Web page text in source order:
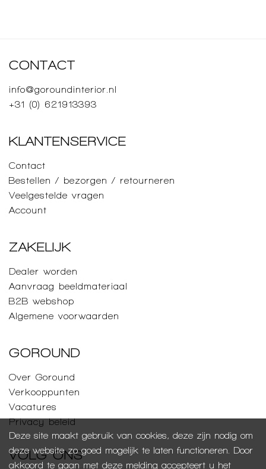
Deze site maakt gebruik van cookies, deze zijn nodig om
deze website zo goed mogelijk te laten functioneren. Door
akkoord te gaan met deze melding accepteert u het
CONTACT
info@goroundinterior.nl
+31 (0) 621913393
KLANTENSERVICE
Contact
Bestellen / bezorgen / retourneren
Veelgestelde vragen
Account
ZAKELIJK
Dealer worden
Aanvraag beeldmateriaal
B2B webshop
Algemene voorwaarden
GOROUND
Over Goround
Verkooppunten
Vacatures
Privacy beleid
VOLG ONS